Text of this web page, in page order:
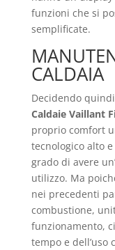
funzioni che si
semplificate.
CALDAIA
Decidendo
Caldaie Vaillant
proprio comfort
tecnologico alto
grado di avere
utilizzo. Ma
nei precedenti
combustione,
funzionamento,
tempo e dell’uso